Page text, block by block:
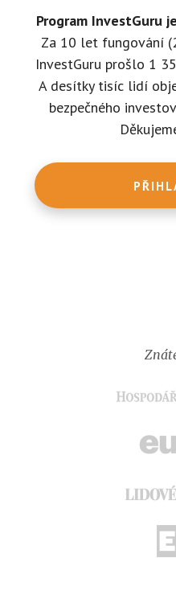
Program InvestGuru
Za 10 let fungování
InvestGuru prošlo 1
A desítky tisíc lidí
bezpečného